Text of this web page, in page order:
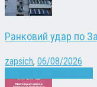
Ранковий удар по
zapsich, 06/08/2026